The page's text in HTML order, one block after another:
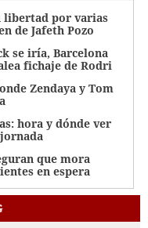
libertad por varias
de Jafeth Pozo
se iría, Barcelona
fichaje de Rodri
Zendaya y Tom
hora y dónde ver
que mora
en espera